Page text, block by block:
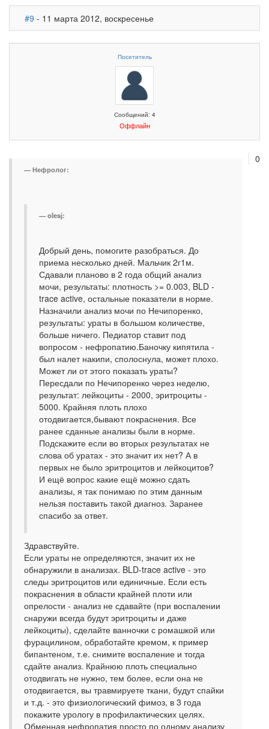
#9 - 11 марта 2012, воскресенье
Посетитель
Сообщений: 4
Оффлайн
0
Нефролог:
olesj:
Добрый день, помогите разобраться. До
приема несколько дней. Мальчик 2г1м.
Сдавали планово в 2 года общий анализ
мочи, результаты: плотность >= 0.003, BLD -
trace active, остальные показатели в норме.
Назначили анализ мочи по Нечипоренко,
результаты: ураты в большом количестве,
больше ничего. Педиатор ставит под
вопросом - нефропатию.Баночку кипятила -
был налет накипи, сполоснула, может плохо.
Может ли от этого показать ураты?
Пересдали по Нечипоренко через неделю,
результат: лейкоциты - 2000, эритроциты -
5000. Крайняя плоть плохо
отодвигается,бывают покраснения. Все
ранее сданные анализы были в норме.
Подскажите если во вторых результатах не
слова об уратах - это значит их нет? А в
первых не было эритроцитов и лейкоцитов?
И ещё вопрос какие ещё можно сдать
анализы, я так понимаю по этим данным
нельзя поставить такой диагноз. Заранее
спасибо за ответ.
Здравствуйте.
Если ураты не определяются, значит их не
обнаружили в анализах. BLD-trace active - это
следы эритроцитов или единичные. Если есть
покраснения в области крайней плоти или
опрелости - анализ не сдавайте (при воспалении
снаружи всегда будут эритроциты и даже
лейкоциты), сделайте ванночки с ромашкой или
фурацилином, обработайте кремом, к пример
бипантеном, т.е. снимите воспаление и тогда
сдайте анализ. Крайнюю плоть специально
отодвигать не нужно, тем более, если она не
отодвигается, вы травмируете ткани, будут спайки
и т.д. - это физиологический фимоз, в 3 года
покажите урологу в профилактических целях.
Обменная нефропатия просто по одному анализу